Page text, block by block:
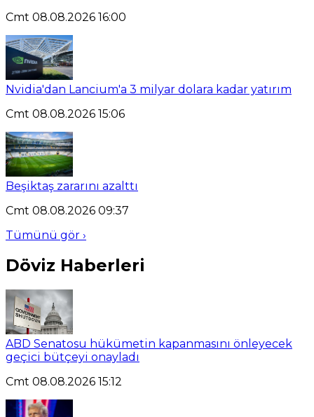
Cmt 08.08.2026 16:00
Nvidia'dan Lancium'a 3 milyar dolara kadar yatırım
Cmt 08.08.2026 15:06
Beşiktaş zararını azalttı
Cmt 08.08.2026 09:37
Tümünü gör ›
Döviz Haberleri
ABD Senatosu hükümetin kapanmasını önleyecek
geçici bütçeyi onayladı
Cmt 08.08.2026 15:12